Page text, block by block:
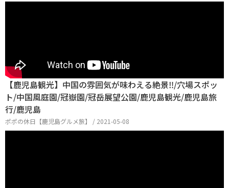
【鹿児島観光】中国の雰囲気が味わえる絶景‼︎/穴場スポッ
ト/中国風庭園/冠嶽園/冠岳展望公園/鹿児島観光/鹿児島旅
行/鹿児島
ポポの休日【鹿児島グルメ旅】 / 2021-05-08